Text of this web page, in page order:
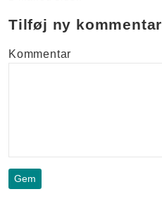
Tilføj ny kommentar
Kommentar